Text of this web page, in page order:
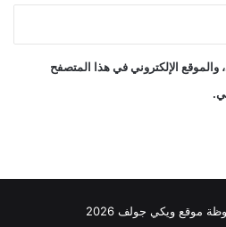
الإلكتروني في هذا المتصفح
موقع ويكي جولف 2026